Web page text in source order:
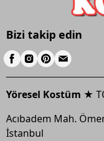
Bizi takip edin
Yöresel Kostüm ★
Acıbadem Mah.
İstanbul